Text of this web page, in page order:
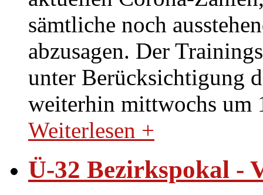
sämtliche noch
abzusagen. Der
unter Berücksichtigung
weiterhin mittwochs um
Weiterlesen +
Ü-32 Bezirkspokal -